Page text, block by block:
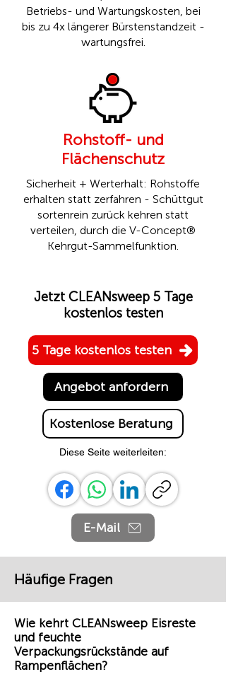
Betriebs- und Wartungskosten, bei
bis zu 4x längerer Bürstenstandzeit -
wartungsfrei.
Rohstoff- und
Flächenschutz
Sicherheit + Werterhalt: Rohstoffe
erhalten statt zerfahren - Schüttgut
sortenrein zurück kehren statt
verteilen, durch die V-Concept®
Kehrgut-Sammelfunktion.
Jetzt CLEANsweep 5 Tage
kostenlos testen
5 Tage kostenlos testen
Angebot anfordern
Kostenlose Beratung
Diese Seite weiterleiten:
E-Mail
Häufige Fragen
Wie kehrt CLEANsweep Eisreste
und feuchte
Verpackungsrückstände auf
Rampenflächen?